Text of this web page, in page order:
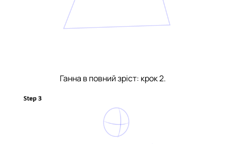
Ганна в повний зріст: крок 2.